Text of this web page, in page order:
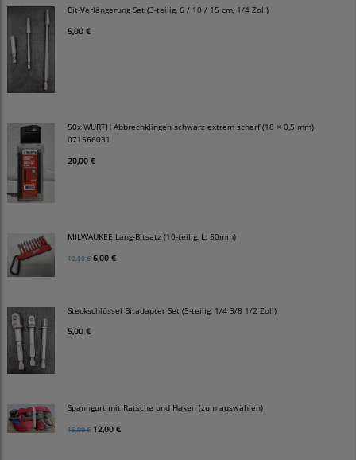
Bit-Verlängerung Set (3-teilig, 6 / 10 / 15 cm, 1/4 Zoll)
5,00 €
50x WÜRTH Abbrechklingen schwarz extrem scharf (18 × 0,5 mm)
071566031
20,00 €
MILWAUKEE Lang-Bitsatz (10-teilig, L: 50mm)
10,00 € 6,00 €
Steckschlüssel Bitadapter Set (3-teilig, 1/4 3/8 1/2 Zoll)
5,00 €
Spanngurt mit Ratsche und Haken (zum auswählen)
15,00 € 12,00 €